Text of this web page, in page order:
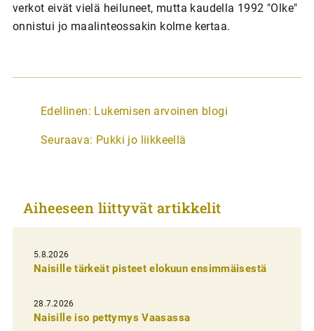
verkot eivät vielä heiluneet, mutta kaudella 1992 "Olke"
onnistui jo maalinteossakin kolme kertaa.
A
t
k
e
l
i
e
n
Edellinen: Lukemisen arvoinen blogi
Seuraava: Pukki jo liikkeellä
Aiheeseen liittyvät artikkelit
5.8.2026
Naisille tärkeät pisteet elokuun ensimmäisestä
28.7.2026
Naisille iso pettymys Vaasassa